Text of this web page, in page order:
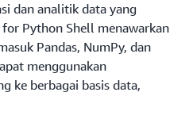
dan analitik data yang
for Python Shell menawarkan
Pandas, NumPy, dan
menggunakan
ke berbagai basis data,